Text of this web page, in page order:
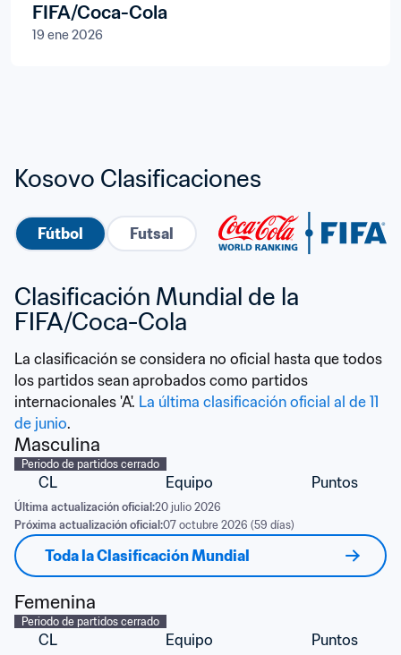
FIFA/Coca-Cola
19 ene 2026
Kosovo Clasificaciones
Fútbol Futsal
Clasificación Mundial de la
FIFA/Coca-Cola
La clasificación se considera no oficial hasta que todos
los partidos sean aprobados como partidos
internacionales 'A'. La última clasificación oficial al de 11
de junio.
Masculina
Periodo de partidos cerrado
CL Equipo Puntos
Última actualización oficial:20 julio 2026
Próxima actualización oficial:07 octubre 2026 (59 días)
Toda la Clasificación Mundial
Femenina
Periodo de partidos cerrado
CL Equipo Puntos